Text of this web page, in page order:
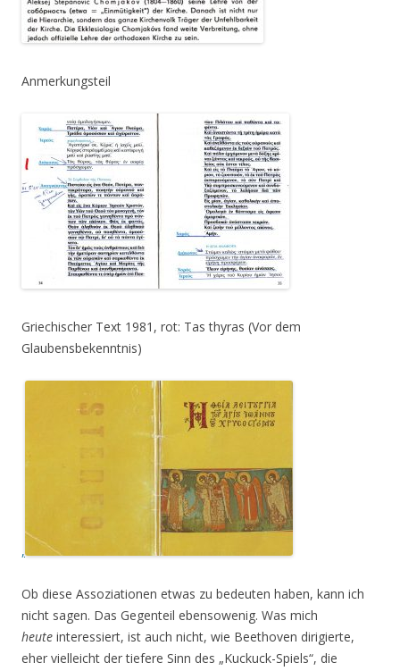
Anmerkungsteil
Griechischer Text 1981, rot: Tas thyras (Vor dem
Glaubensbekenntnis)
,
Ob diese Assoziationen etwas zu bedeuten haben, kann ich
nicht sagen. Das Gegenteil ebensowenig. Was mich
heute interessiert, ist auch nicht, wie Beethoven dirigierte,
eher vielleicht der tiefere Sinn des „Kuckuck-Spiels“, die